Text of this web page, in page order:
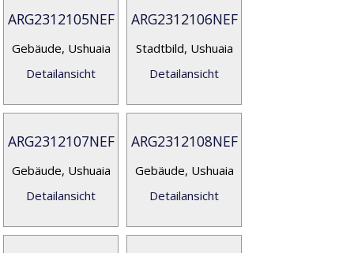
ARG2312105NEF
Gebäude, Ushuaia
Detailansicht
ARG2312106NEF
Stadtbild, Ushuaia
Detailansicht
ARG2312107NEF
Gebäude, Ushuaia
Detailansicht
ARG2312108NEF
Gebäude, Ushuaia
Detailansicht